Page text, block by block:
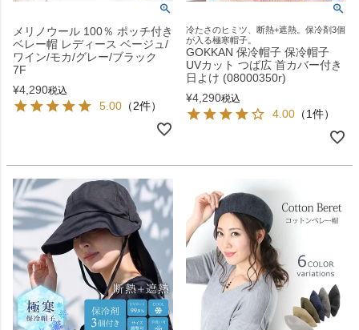
メリノウール 100％ ポッチ付き
ベレー帽 レディース ベージュ/
ワイン/モカ/グレー/ブラック
7F
¥4,290税込
5.00 （2件）
冷たさのヒミツ、断熱+遮熱。保冷剤3個
が入る極寒帽子。
GOKKAN 保冷帽子 保冷帽子
UVカット つば広 首カバー付き
日よけ (08000350r)
¥4,290税込
4.00 （1件）